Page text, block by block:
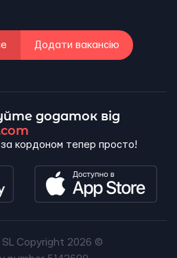
Додати вакансію
додаток від
кордоном тепер просто!
SL Copyright 2026 ©